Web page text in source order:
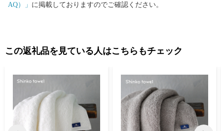
AQ）」 に掲載しておりますのでご確認ください。
この返礼品を見ている人はこちらもチェック